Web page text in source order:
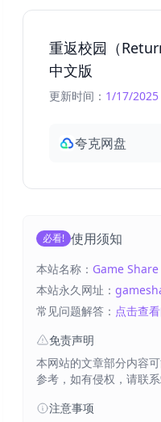
重返校园（
中文版
更新时间： 1/17/2025
夸克网盘
必看! 使用须知
本站名称： Game
本站永久网址：
常见问题解答： 点击查
免责声明
本网站的文章部分内容
参考，如有侵权，请联系
注意事项